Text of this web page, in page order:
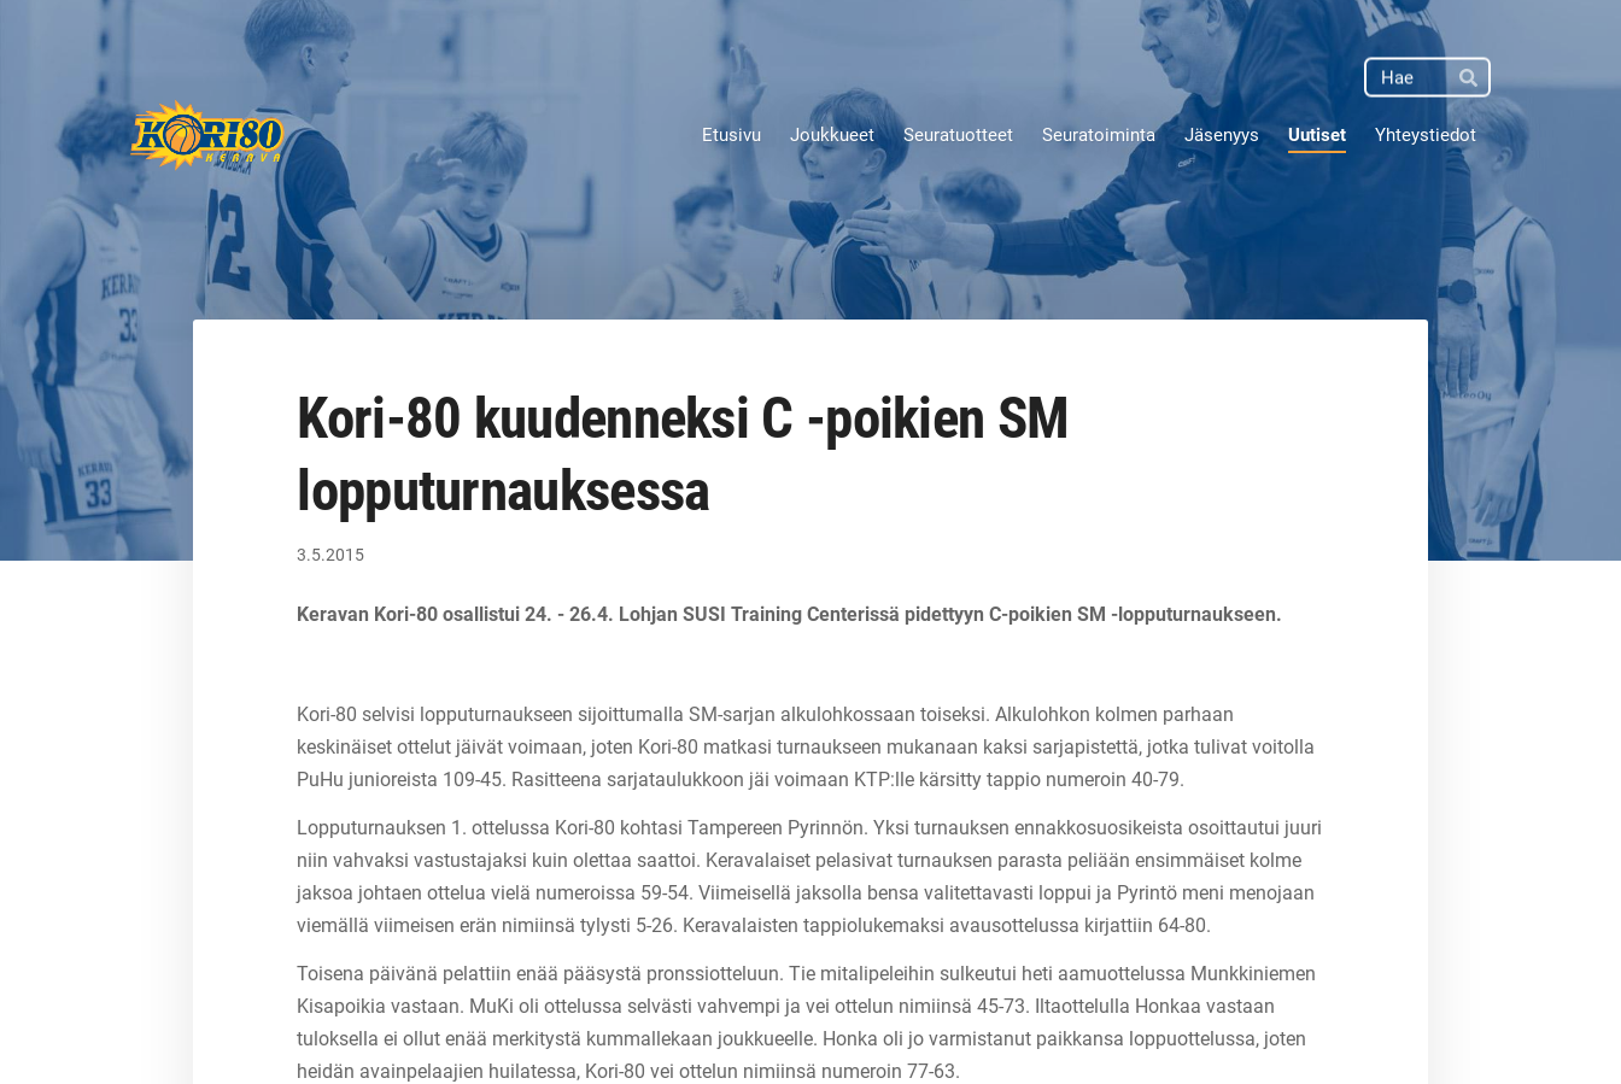
Haku
Hae
Keravan Kori-80 ry Etusivu Joukkueet Seuratuotteet Seuratoiminta Jäsenyys Uutiset Yhteystiedot
Kori-80 kuudenneksi C -poikien SM
lopputurnauksessa
3.5.2015
Keravan Kori-80 osallistui 24. - 26.4. Lohjan SUSI Training Centerissä pidettyyn C-poikien SM -lopputurnaukseen.
Kori-80 selvisi lopputurnaukseen sijoittumalla SM-sarjan alkulohkossaan toiseksi. Alkulohkon kolmen parhaan
keskinäiset ottelut jäivät voimaan, joten Kori-80 matkasi turnaukseen mukanaan kaksi sarjapistettä, jotka tulivat voitolla
PuHu junioreista 109-45. Rasitteena sarjataulukkoon jäi voimaan KTP:lle kärsitty tappio numeroin 40-79.
Lopputurnauksen 1. ottelussa Kori-80 kohtasi Tampereen Pyrinnön. Yksi turnauksen ennakkosuosikeista osoittautui juuri
niin vahvaksi vastustajaksi kuin olettaa saattoi. Keravalaiset pelasivat turnauksen parasta peliään ensimmäiset kolme
jaksoa johtaen ottelua vielä numeroissa 59-54. Viimeisellä jaksolla bensa valitettavasti loppui ja Pyrintö meni menojaan
viemällä viimeisen erän nimiinsä tylysti 5-26. Keravalaisten tappiolukemaksi avausottelussa kirjattiin 64-80.
Toisena päivänä pelattiin enää pääsystä pronssiotteluun. Tie mitalipeleihin sulkeutui heti aamuottelussa Munkkiniemen
Kisapoikia vastaan. MuKi oli ottelussa selvästi vahvempi ja vei ottelun nimiinsä 45-73. Iltaottelulla Honkaa vastaan
tuloksella ei ollut enää merkitystä kummallekaan joukkueelle. Honka oli jo varmistanut paikkansa loppuottelussa, joten
heidän avainpelaajien huilatessa, Kori-80 vei ottelun nimiinsä numeroin 77-63.